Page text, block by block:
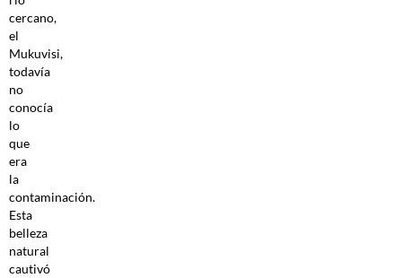
cercano,
el
Mukuvisi,
todavía
no
conocía
lo
que
era
la
contaminación.
Esta
belleza
natural
cautivó